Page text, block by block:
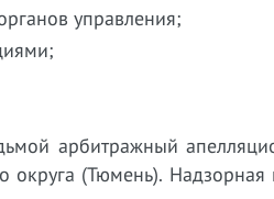
управления;
арбитражный
(Тюмень). Надзорная